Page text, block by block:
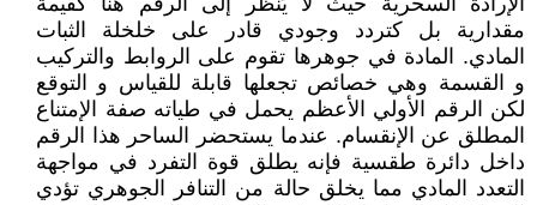
مقدارية بل كتردد وجودي قادر على خلخلة الثبات
المادي. المادة في جوهرها تقوم على الروابط والتركيب
و القسمة وهي خصائص تجعلها قابلة للقياس و التوقع
لكن الرقم الأولي الأعظم يحمل في طياته صفة الإمتناع
المطلق عن الإنقسام. عندما يستحضر الساحر هذا الرقم
داخل دائرة طقسية فإنه يطلق قوة التفرد في مواجهة
التعدد المادي مما يخلق حالة من التنافر الجوهري تؤدي